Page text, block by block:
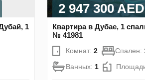
1
2 947 300 AED
Квартира в Дубае, 1
№ 41981
Комнат: 2 Спален:
Ванных: 1